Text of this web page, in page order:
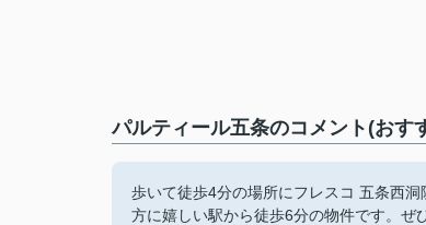
パルティール五条のコメント(おす
歩いて徒歩4分の場所にフレスコ 五条西
方に嬉しい駅から徒歩6分の物件です。ぜ